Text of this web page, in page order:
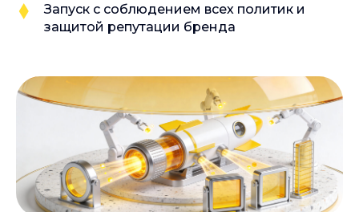
Запуск с соблюдением всех политик и
защитой репутации бренда